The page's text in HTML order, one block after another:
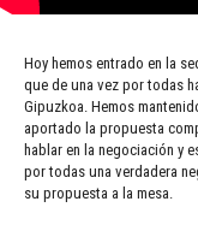
Hoy hemos entrado en la
que de una vez por todas
Gipuzkoa. Hemos
aportado la propuesta
hablar en la negociación y
por todas una verdadera
su propuesta a la mesa.